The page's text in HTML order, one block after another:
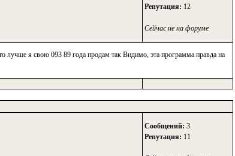
Репутация: 12
Сейчас не на форуме
я свою 093 89 года продам так Видимо, эта программа правда на
Сообщений: 3
Репутация: 11